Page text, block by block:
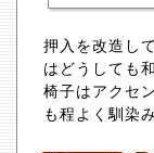
押入を改造し
はどうしても
椅子はアクセ
も程よく馴染